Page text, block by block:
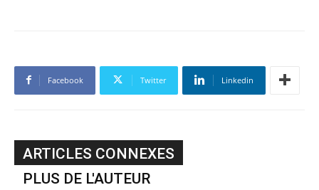
Facebook Twitter Linkedin
ARTICLES CONNEXES
PLUS DE L'AUTEUR